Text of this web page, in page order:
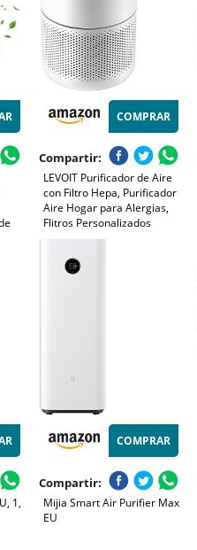
COMPRAR
Compartir:
LEVOIT Purificador de Aire
con Filtro Hepa, Purificador
Aire Hogar para Alergias,
Flitros Personalizados
Elimina 99,97% del Polen,
Modo Sueño y
1,
COMPRAR
Compartir:
Mijia Smart Air Purifier Max
EU